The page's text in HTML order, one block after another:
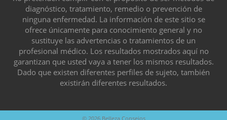
diagnóstico, tratamiento, remedio o prevención de
ninguna enfermedad. La información de este sitio se
ofrece únicamente para conocimiento general y no
sustituye las advertencias o tratamientos de un
profesional médico. Los resultados mostrados aquí no
garantizan que usted vaya a tener los mismos resultados.
Dado que existen diferentes perfiles de sujeto, también
existirán diferentes resultados.
© 2026 Belleza Consejos